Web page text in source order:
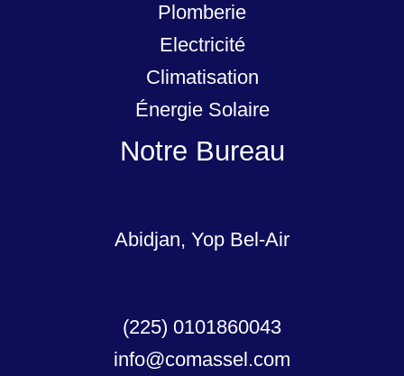
Plomberie
Electricité
Climatisation
Énergie Solaire
Notre Bureau
Abidjan, Yop Bel-Air
(225) 0101860043
info@comassel.com